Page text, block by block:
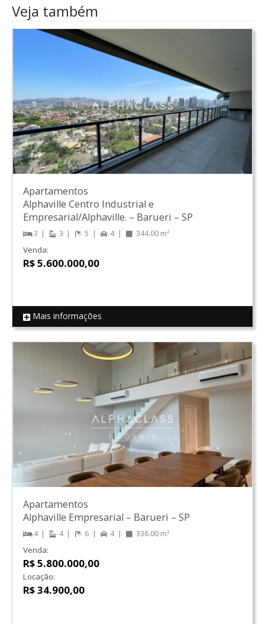
Veja também
REF 17856
Apartamentos
Alphaville Centro Industrial e
Empresarial/Alphaville. – Barueri – SP
3 3 5 4 344.00 m²
Venda:
R$ 5.600.000,00
Mais informações
Apartamentos
Alphaville Empresarial – Barueri – SP
4 4 6 4 336.00 m²
Venda:
R$ 5.800.000,00
Locação:
R$ 34.900,00